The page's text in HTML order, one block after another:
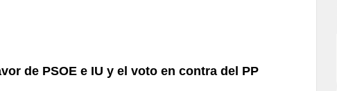
de PSOE e IU y el voto en contra del PP